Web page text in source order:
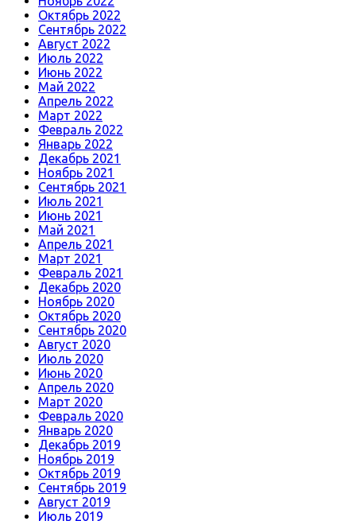
Октябрь 2022
Сентябрь 2022
Август 2022
Июль 2022
Июнь 2022
Май 2022
Апрель 2022
Март 2022
Февраль 2022
Январь 2022
Декабрь 2021
Ноябрь 2021
Сентябрь 2021
Июль 2021
Июнь 2021
Май 2021
Апрель 2021
Март 2021
Февраль 2021
Декабрь 2020
Ноябрь 2020
Октябрь 2020
Сентябрь 2020
Август 2020
Июль 2020
Июнь 2020
Апрель 2020
Март 2020
Февраль 2020
Январь 2020
Декабрь 2019
Ноябрь 2019
Октябрь 2019
Сентябрь 2019
Август 2019
Июль 2019